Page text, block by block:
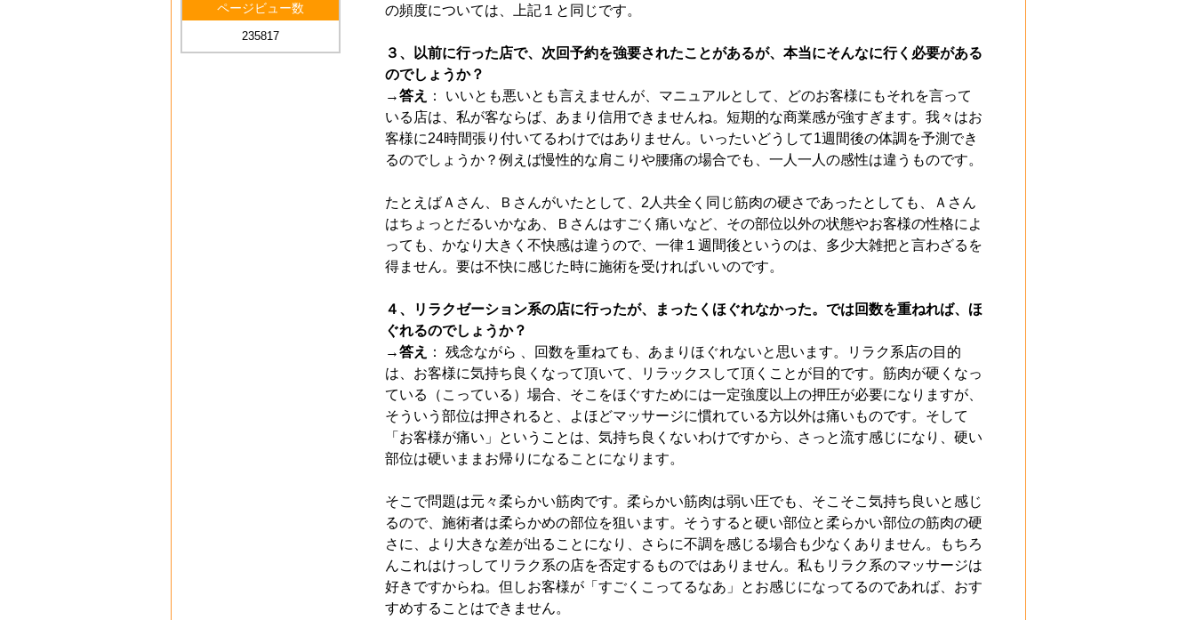
の頻度については、上記１と同じです。
３、以前に行った店で、次回予約を強要されたことがあるが、本当にそんなに行く必要がある
のでしょうか？
→答え
： いいとも悪いとも言えませんが、マニュアルとして、どのお客様にもそれを言って
いる店は、私が客ならば、あまり信用できませんね。短期的な商業感が強すぎます。我々はお
客様に24時間張り付いてるわけではありません。いったいどうして1週間後の体調を予測でき
るのでしょうか？例えば慢性的な肩こりや腰痛の場合でも、一人一人の感性は違うものです。
たとえばＡさん、Ｂさんがいたとして、2人共全く同じ筋肉の硬さであったとしても、Ａさん
はちょっとだるいかなあ、Ｂさんはすごく痛いなど、その部位以外の状態やお客様の性格によ
っても、かなり大きく不快感は違うので、一律１週間後というのは、多少大雑把と言わざるを
得ません。要は不快に感じた時に施術を受ければいいのです。
４、リラクゼーション系の店に行ったが、まったくほぐれなかった。では回数を重ねれば、ほ
ぐれるのでしょうか？
→答え
： 残念ながら 、回数を重ねても、あまりほぐれないと思います。リラク系店の目的
は、お客様に気持ち良くなって頂いて、リラックスして頂くことが目的です。筋肉が硬くなっ
ている（こっている）場合、そこをほぐすためには一定強度以上の押圧が必要になりますが、
そういう部位は押されると、よほどマッサージに慣れている方以外は痛いものです。そして
「お客様が痛い」ということは、気持ち良くないわけですから、さっと流す感じになり、硬い
部位は硬いままお帰りになることになります。
そこで問題は元々柔らかい筋肉です。柔らかい筋肉は弱い圧でも、そこそこ気持ち良いと感じ
るので、施術者は柔らかめの部位を狙います。そうすると硬い部位と柔らかい部位の筋肉の硬
さに、より大きな差が出ることになり、さらに不調を感じる場合も少なくありません。もちろ
んこれはけっしてリラク系の店を否定するものではありません。私もリラク系のマッサージは
好きですからね。但しお客様が「すごくこってるなあ」とお感じになってるのであれば、おす
すめすることはできません。
ページビュー数
235817